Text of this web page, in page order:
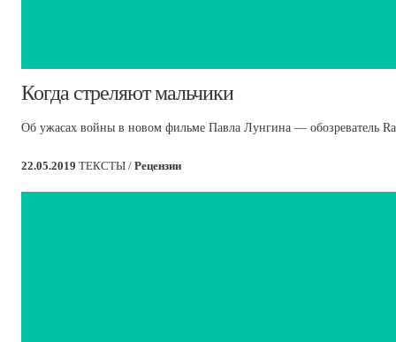
​Когда стреляют мальчики
Об ужасах войны в новом фильме Павла Лунгина — обозреватель
22.05.2019 ТЕКСТЫ / Рецензии